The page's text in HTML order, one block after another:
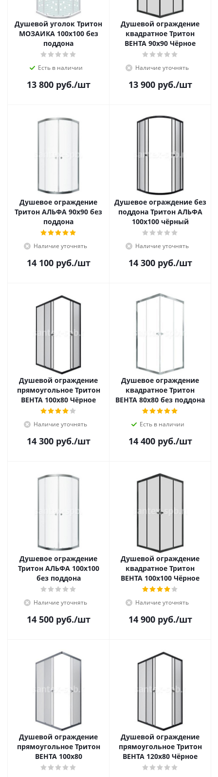
Душевой уголок Тритон
МОЗАИКА 100x100 без
поддона
Есть в наличии
13 800руб./шт
Душевой ограждение
квадратное Тритон
ВЕНТА 90x90 Чёрное
Наличие уточнять
13 900руб./шт
Душевое ограждение
Тритон АЛЬФА 90x90 без
поддона
Наличие уточнять
14 100руб./шт
Душевое ограждение без
поддона Тритон АЛЬФА
100x100 чёрный
Наличие уточнять
14 300руб./шт
Душевой ограждение
прямоугольное Тритон
ВЕНТА 100x80 Чёрное
Наличие уточнять
14 300руб./шт
Душевое ограждение
квадратное Тритон
ВЕНТА 80x80 без поддона
Есть в наличии
14 400руб./шт
Душевое ограждение
Тритон АЛЬФА 100x100
без поддона
Наличие уточнять
14 500руб./шт
Душевой ограждение
квадратное Тритон
ВЕНТА 100x100 Чёрное
Наличие уточнять
14 900руб./шт
Душевой ограждение
прямоугольное Тритон
ВЕНТА 100x80
Душевой ограждение
прямоугольное Тритон
ВЕНТА 120x80 Чёрное